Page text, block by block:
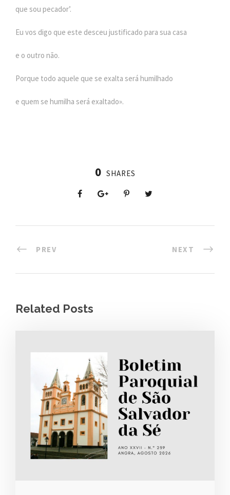
que sou pecador’.
Eu vos digo que este desceu justificado para sua casa
e o outro não.
Porque todo aquele que se exalta será humilhado
e quem se humilha será exaltado».
0 SHARES
PREV NEXT
Related Posts